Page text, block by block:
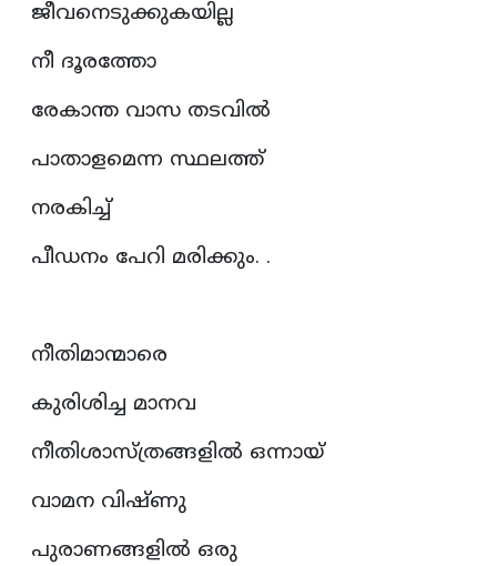
ജീവനെടുക്കുകയില്ല
നീ ദൂരത്തോ
രേകാന്ത വാസ തടവിൽ
പാതാളമെന്ന സ്ഥലത്ത്
നരകിച്ച്
പീഡനം പേറി മരിക്കും. ‌.
നീതിമാന്മാരെ
കുരിശിച്ച മാനവ
നീതിശാസ്ത്രങ്ങളിൽ ഒന്നായ്
വാമന വിഷ്ണു
പുരാണങ്ങളിൽ ഒരു